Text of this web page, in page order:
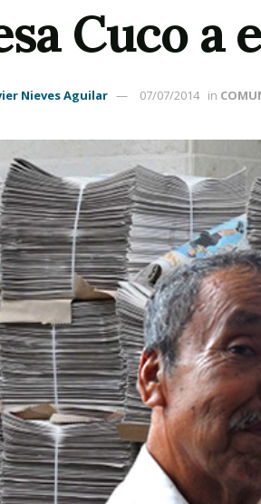
Cuco a
Nieves Aguilar 07/07/2014 in